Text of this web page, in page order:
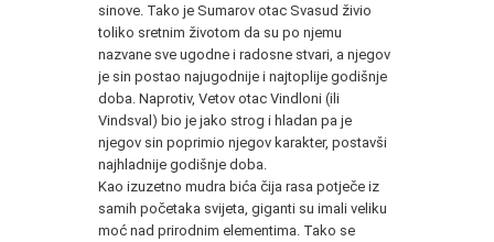
sinove. Tako je Sumarov otac Svasud živio
toliko sretnim životom da su po njemu
nazvane sve ugodne i radosne stvari, a njegov
je sin postao najugodnije i najtoplije godišnje
doba. Naprotiv, Vetov otac Vindloni (ili
Vindsval) bio je jako strog i hladan pa je
njegov sin poprimio njegov karakter, postavši
najhladnije godišnje doba.
Kao izuzetno mudra bića čija rasa potječe iz
samih početaka svijeta, giganti su imali veliku
moć nad prirodnim elementima. Tako se